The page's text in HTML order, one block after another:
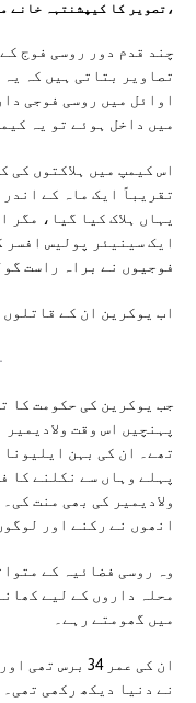
،تصویر کا کیپشنتہہ خانے
چند قدم دور روسی فوج
تصاویر بتاتی ہیں کہ
اوائل میں روسی فوجی
میں داخل ہوئے تو یہ
اس کیمپ میں ہلاکتوں
تقریباً ایک ماہ کے
یہاں ہلاک کیا گیا، مگر
فوجیوں نے براہ راست
اب یوکرین ان کے
جب یوکرین کی حکومت کا
پہنچیں اس وقت
تھے۔ ان کی بہن
پہلے وہاں سے نکلنے کا
ولادیمیر کی بھی منت
انھوں نے رکنے اور
وہ روسی فضائیہ کے
محلہ داروں کے لیے
میں گھومتے رہے۔
ان کی عمر 34
نے دنیا دیکھ رکھی